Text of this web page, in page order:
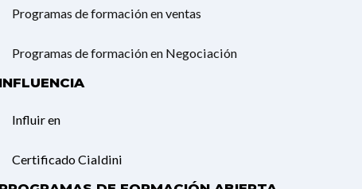
Programas de formación en ventas
Programas de formación en Negociación
INFLUENCIA
Influir en
Certificado Cialdini